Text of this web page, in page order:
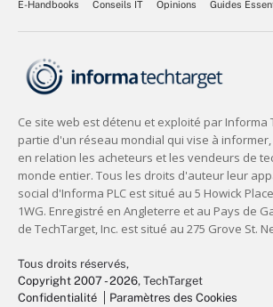
E-Handbooks Conseils IT Opinions Guides
Tous droits réservés,
Copyright 2007 - 2026, TechTarget
Confidentialité
Paramètres des Cookies